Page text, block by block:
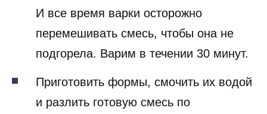
И все время варки осторожно
перемешивать смесь, чтобы она не
подгорела. Варим в течении 30 минут.
Приготовить формы, смочить их водой
и разлить готовую смесь по